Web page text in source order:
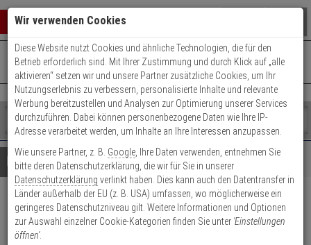
Warenkorb schließen
0 ARTIKEL IM WARENKORB
Ihr Warenkorb ist momentan leer.
Ergebnisse ()
Fertig
Shop
durchsuchen
Bitte
geben
Sie
mindestens
Zeichen
ein,
um
Es
wurde
noch
Kategorien
Suche
gestartet
+49 (0)821 899 493-0Mo. - Do.: 8:00 - 16:30 | Fr.: 8:00 - 14:00 Uhr
Kontaktservice nutzen
Details Beratung
Abus XP20S 28/34
Doppelzylinder vs. + 5 Schlüssel
Wir verwenden Cookies
Diese Website nutzt Cookies und ähnliche Technologien, die für den
Betrieb erforderlich sind. Mit Ihrer Zustimmung und durch Klick auf „alle
aktivieren“ setzen wir und unsere Partner zusätzliche Cookies, um Ihr
Nutzungserlebnis zu verbessern, personalisierte Inhalte und relevante
Werbung bereitzustellen und Analysen zur Optimierung unserer Services
durchzuführen. Dabei können personenbezogene Daten wie Ihre IP-
Adresse verarbeitet werden, um Inhalte an Ihre Interessen anzupassen.
Wie unsere Partner, z. B. Google , Ihre Daten verwenden, entnehmen Sie
bitte deren Datenschutzerklärung, die wir für Sie in unserer
Datenschutzerklärung verlinkt haben. Dies kann auch den Datentransfer in
Länder außerhalb der EU (z. B. USA) umfassen, wo möglicherweise ein
geringeres Datenschutzniveau gilt. Weitere Informationen und Optionen
zur Auswahl einzelner Cookie-Kategorien finden Sie unter 'Einstellungen
öffnen'.